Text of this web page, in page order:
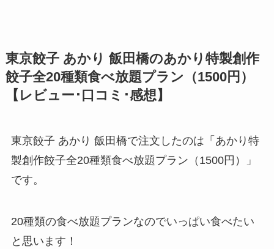
東京餃子 あかり 飯田橋のあかり特製創作
餃子全20種類食べ放題プラン（1500円）
【レビュー･口コミ･感想】
東京餃子 あかり 飯田橋で注文したのは「あかり特
製創作餃子全20種類食べ放題プラン（1500円）」
です。
20種類の食べ放題プランなのでいっぱい食べたい
と思います！